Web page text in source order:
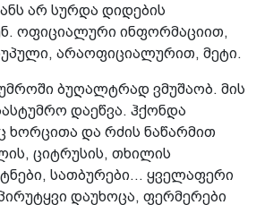
არ სურდა დიდების
ოფიციალური ინფორმაციით,
არაოფიციალურით, მეტი.
ბუღალტრად ვმუშაობ. მის
დაეწვა. ჰქონდა
ხორცითა და რძის ნაწარმით
ციტრუსის, თხილის
სათბურები... ყველაფერი
დაუხოცა, ფერმერები